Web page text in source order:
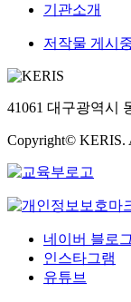
기관소개
저작물 게시
41061 대구광역시
Copyright© KERIS.
네이버 블로
인스타그램
유튜브